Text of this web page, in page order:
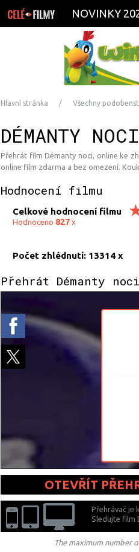
NOVINKY
Hlavní stránka Všechny
DÉMANTY NOCI
Přehrát film Démanty noci, online ke
online film zdarma a bez omezení.
Hodnocení filmu
Celkové hodnocení filmu
Hodnoceno 827 x
Počet zhlédnutí: 13314 x
Přehrát Démanty noci
OTEVŘÍT
Přehrávač je
Sledujte film
The maximum number